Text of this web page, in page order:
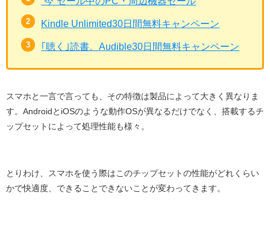
Kindle Unlimited30日間無料キャンペーン
｢聴く｣読書。Audible30日間無料キャンペーン
スマホと一言で言っても、その特徴は製品によって大きく異なりま
す。AndroidとiOSのような動作OSが異なるだけでなく、搭載するチ
ップセットによって処理性能も様々。
とりわけ、スマホを使う際はこのチップセットの性能がどれくらい
かで快適度、できることできないことが変わってきます。